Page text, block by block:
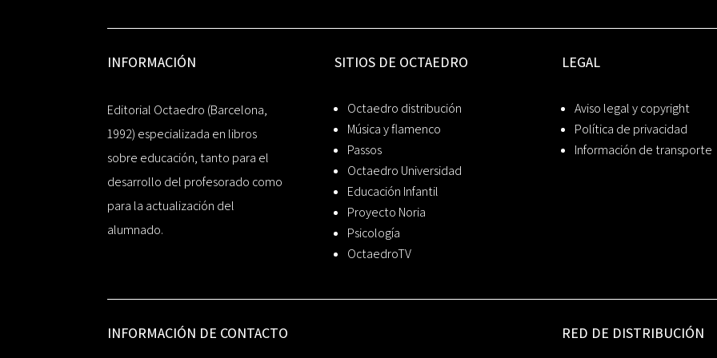
INFORMACIÓN
Editorial Octaedro (Barcelona,
1992) especializada en libros
sobre educación, tanto para el
desarrollo del profesorado como
para la actualización del
alumnado.
SITIOS DE OCTAEDRO
Octaedro distribución
Música y flamenco
Passos
Octaedro Universidad
Educación Infantil
Proyecto Noria
Psicología
OctaedroTV
LEGAL
Aviso legal y copyright
Política de privacidad
Información de transporte
INFORMACIÓN DE CONTACTO RED DE DISTRIBUCIÓN